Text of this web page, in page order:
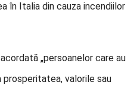
în Italia din cauza incendiilor
„persoanelor care au
valorile sau